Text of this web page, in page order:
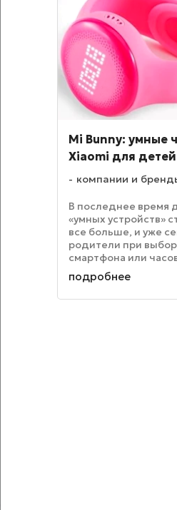
Mi Bunny: умные
Xiaomi для детей
компании и
В последнее время
«умных устройств»
все больше, и уже
родители при
смартфона или
ребенка имеют
много различных
подбора. А недавно
подробнее